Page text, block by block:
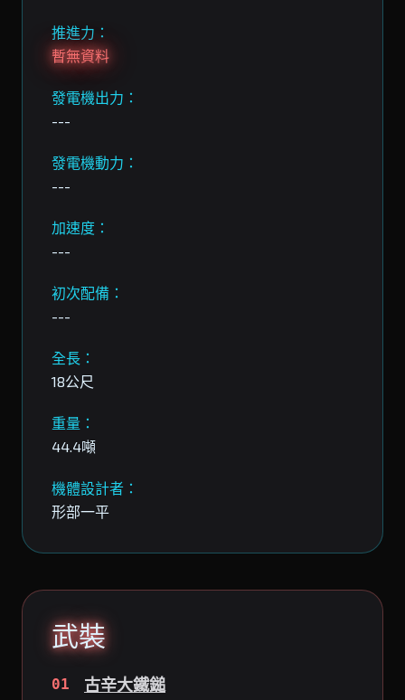
推進力：
暫無資料
發電機出力：
---
發電機動力：
---
加速度：
---
初次配備：
---
全長：
18公尺
重量：
44.4噸
機體設計者：
形部一平
武裝
01 古辛大鐵鎚